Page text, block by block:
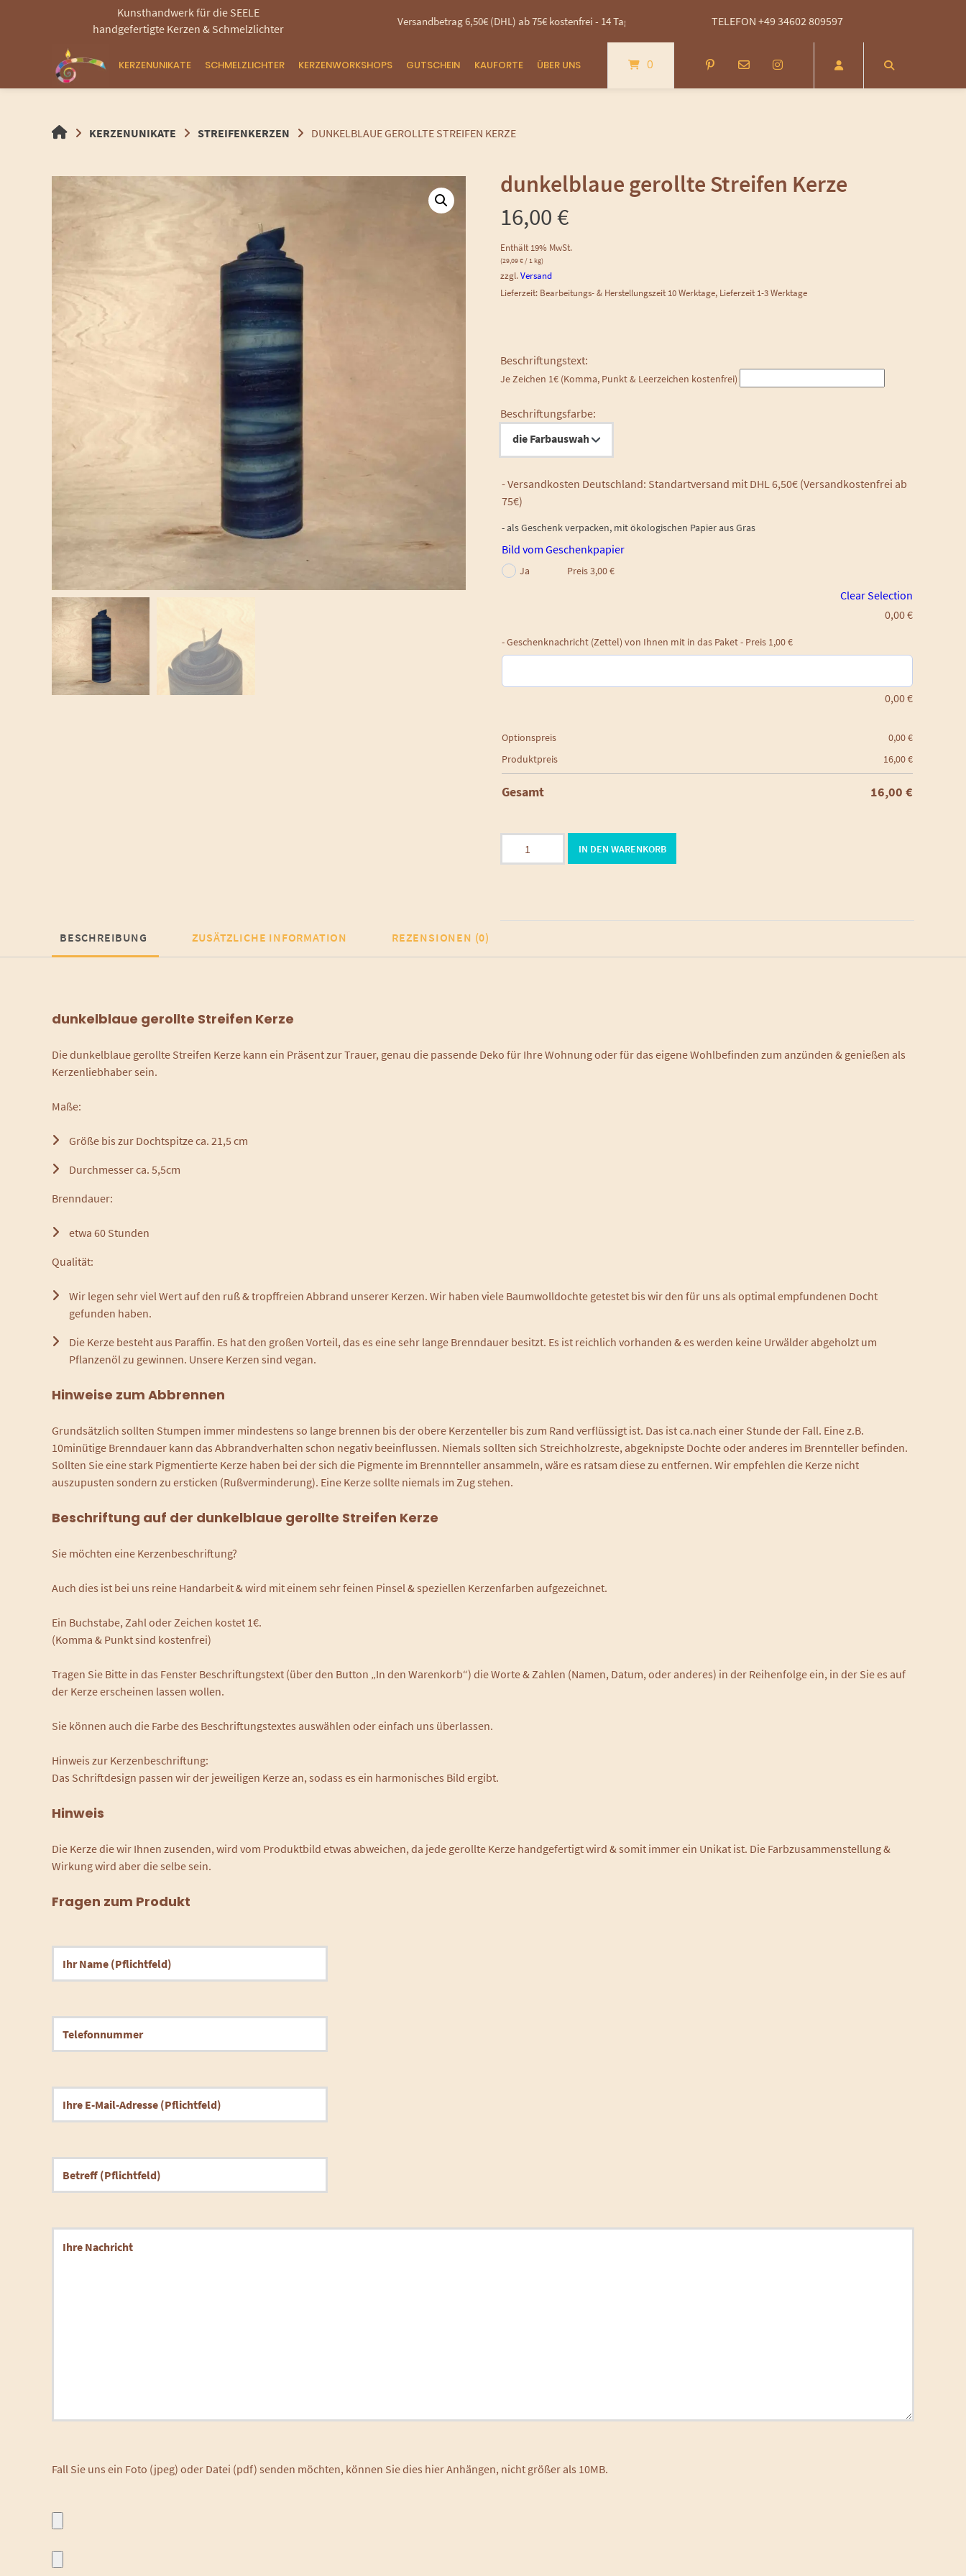
Kunsthandwerk für die SEELE
handgefertigte Kerzen & Schmelzlichter
Versandbetrag 6,50€ (DHL) ab 75€ kostenfrei - 14 Tage Rückgabezeit - kostenlose Rücksendung innerhalb von DEU (DHL) - Versand auch
TELEFON +49 34602 809597
KERZENUNIKATE SCHMELZLICHTER KERZENWORKSHOPS GUTSCHEIN KAUFORTE ÜBER UNS 0
HANDGEMACHTE
UND
KERZENUNIKATE STREIFENKERZEN DUNKELBLAUE GEROLLTE STREIFEN KERZE
dunkelblaue gerollte Streifen Kerze
16,00€
Enthält 19% MwSt.
(29,09€/ 1 kg)
zzgl.Versand
Lieferzeit: Bearbeitungs- & Herstellungszeit 10 Werktage, Lieferzeit 1-3 Werktage
Beschriftungstext:
Je Zeichen 1€ (Komma, Punkt & Leerzeichen kostenfrei)
Beschriftungsfarbe:
- Versandkosten Deutschland: Standartversand mit DHL 6,50€ (Versandkostenfrei ab
75€)
- als Geschenk verpacken, mit ökologischen Papier aus Gras
Bild vom Geschenkpapier
Ja Preis 3,00 €
Clear Selection
0,00€
- Geschenknachricht (Zettel) von Ihnen mit in das Paket - Preis 1,00 €
0,00€
Optionspreis 0,00€
Produktpreis
16,00€
Gesamt 16,00 €
IN DEN WARENKORB
BESCHREIBUNG ZUSÄTZLICHE INFORMATION REZENSIONEN (0)
dunkelblaue gerollte Streifen Kerze
Die dunkelblaue gerollte Streifen Kerze kann ein Präsent zur Trauer, genau die passende Deko für Ihre Wohnung oder für das eigene Wohlbefinden zum anzünden & genießen als
Kerzenliebhaber sein.
Maße:
Größe bis zur Dochtspitze ca. 21,5 cm
Durchmesser ca. 5,5cm
Brenndauer:
etwa 60 Stunden
Qualität:
Wir legen sehr viel Wert auf den ruß & tropffreien Abbrand unserer Kerzen. Wir haben viele Baumwolldochte getestet bis wir den für uns als optimal empfundenen Docht
gefunden haben.
Die Kerze besteht aus Paraffin. Es hat den großen Vorteil, das es eine sehr lange Brenndauer besitzt. Es ist reichlich vorhanden & es werden keine Urwälder abgeholzt um
Pflanzenöl zu gewinnen. Unsere Kerzen sind vegan.
Hinweise zum Abbrennen
Grundsätzlich sollten Stumpen immer mindestens so lange brennen bis der obere Kerzenteller bis zum Rand verflüssigt ist. Das ist ca.nach einer Stunde der Fall. Eine z.B.
10minütige Brenndauer kann das Abbrandverhalten schon negativ beeinflussen. Niemals sollten sich Streichholzreste, abgeknipste Dochte oder anderes im Brennteller befinden.
Sollten Sie eine stark Pigmentierte Kerze haben bei der sich die Pigmente im Brennnteller ansammeln, wäre es ratsam diese zu entfernen. Wir empfehlen die Kerze nicht
auszupusten sondern zu ersticken (Rußverminderung). Eine Kerze sollte niemals im Zug stehen.
Beschriftung auf der dunkelblaue gerollte Streifen Kerze
Sie möchten eine Kerzenbeschriftung?
Auch dies ist bei uns reine Handarbeit & wird mit einem sehr feinen Pinsel & speziellen Kerzenfarben aufgezeichnet.
Ein Buchstabe, Zahl oder Zeichen kostet 1€.
(Komma & Punkt sind kostenfrei)
Tragen Sie Bitte in das Fenster Beschriftungstext (über den Button „In den Warenkorb“) die Worte & Zahlen (Namen, Datum, oder anderes) in der Reihenfolge ein, in der Sie es auf
der Kerze erscheinen lassen wollen.
Sie können auch die Farbe des Beschriftungstextes auswählen oder einfach uns überlassen.
Hinweis zur Kerzenbeschriftung:
Das Schriftdesign passen wir der jeweiligen Kerze an, sodass es ein harmonisches Bild ergibt.
Hinweis
Die Kerze die wir Ihnen zusenden, wird vom Produktbild etwas abweichen, da jede gerollte Kerze handgefertigt wird & somit immer ein Unikat ist. Die Farbzusammenstellung &
Wirkung wird aber die selbe sein.
Fragen zum Produkt
Fall Sie uns ein Foto (jpeg) oder Datei (pdf) senden möchten, können Sie dies hier Anhängen, nicht größer als 10MB.